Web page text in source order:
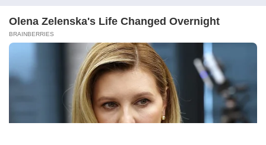
inspiratif dari sudut pandang berbaik sangka
Follow Kabarbaru